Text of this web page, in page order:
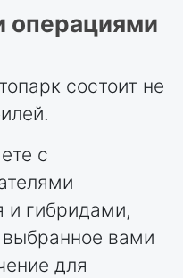
состоит не
с
и гибридами,
выбранное вами
для